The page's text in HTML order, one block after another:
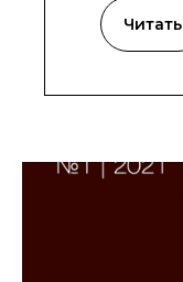
Читать